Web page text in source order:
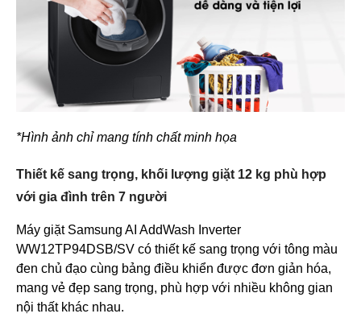
*Hình ảnh chỉ mang tính chất minh họa
Thiết kế sang trọng, khối lượng giặt 12 kg phù hợp
với gia đình trên 7 người
Máy giặt Samsung AI AddWash Inverter
WW12TP94DSB/SV có thiết kế sang trọng với tông màu
đen chủ đạo cùng bảng điều khiển được đơn giản hóa,
mang vẻ đẹp sang trọng, phù hợp với nhiều không gian
nội thất khác nhau.